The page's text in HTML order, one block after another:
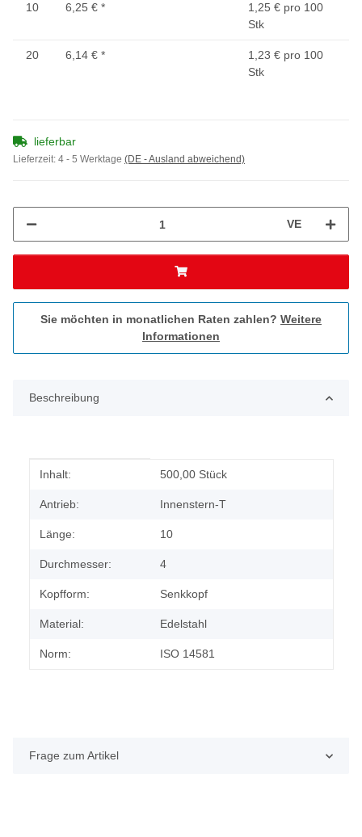
10 6,25 € *
1,25 € pro 100
Stk
20 6,14 € *
1,23 € pro 100
Stk
lieferbar
Lieferzeit: 4 - 5 Werktage (DE - Ausland abweichend)
VE
Sie möchten in monatlichen Raten zahlen? Weitere
Informationen
Beschreibung
Produkteigenschaft
Wert
Inhalt: 500,00 Stück
Antrieb: Innenstern-T
Länge: 10
Durchmesser: 4
Kopfform: Senkkopf
Material: Edelstahl
Norm: ISO 14581
Frage zum Artikel